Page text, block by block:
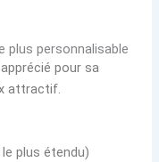
plus personnalisable
pour sa
attractif.
plus étendu)